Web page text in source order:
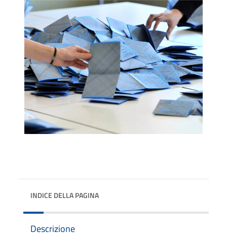
INDICE DELLA PAGINA
Descrizione